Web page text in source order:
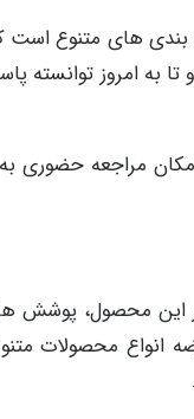
های متنوع است
از سال 1395 فعالیت خود را آغاز کرد و تا به
مراجعه حضوری
این محصول، پوشش
انواع محصولات